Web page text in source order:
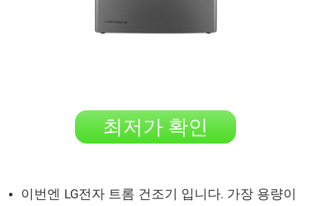
최저가 확인
이번엔 LG전자 트롬 건조기 입니다. 가장 용량이